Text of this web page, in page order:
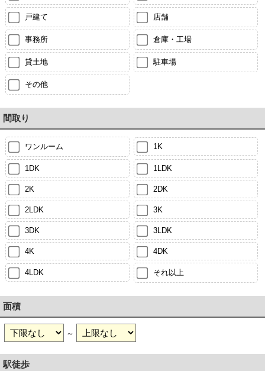
戸建て 店舗
事務所 倉庫・工場
貸土地 駐車場
その他
間取り
ワンルーム 1K
1DK 1LDK
2K 2DK
2LDK 3K
3DK 3LDK
4K 4DK
4LDK それ以上
面積
～
駅徒歩